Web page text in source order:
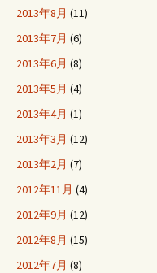
2013年8月 (11)
2013年7月 (6)
2013年6月 (8)
2013年5月 (4)
2013年4月 (1)
2013年3月 (12)
2013年2月 (7)
2012年11月 (4)
2012年9月 (12)
2012年8月 (15)
2012年7月 (8)